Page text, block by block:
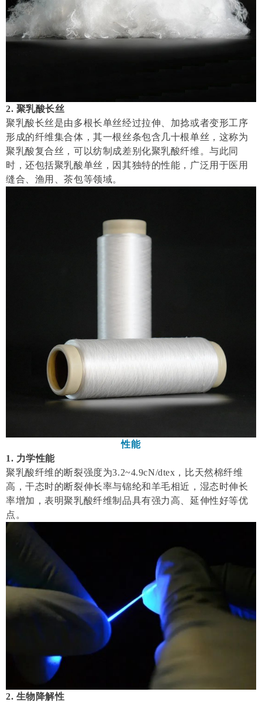
2. 聚乳酸长丝
聚乳酸长丝是由多根长单丝经过拉伸、加捻或者变形工序
形成的纤维集合体，其一根丝条包含几十根单丝，这称为
聚乳酸复合丝，可以纺制成差别化聚乳酸纤维。与此同
时，还包括聚乳酸单丝，因其独特的性能，广泛用于医用
缝合、渔用、茶包等领域。
性能
1. 力学性能
聚乳酸纤维的断裂强度为3.2~4.9cN/dtex，比天然棉纤维
高，干态时的断裂伸长率与锦纶和羊毛相近，湿态时伸长
率增加，表明聚乳酸纤维制品具有强力高、延伸性好等优
点。
2. 生物降解性